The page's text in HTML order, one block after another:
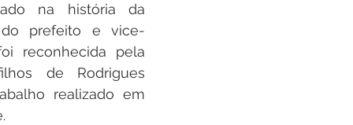
na história da
prefeito e vice-
reconhecida pela
de Rodrigues
realizado em